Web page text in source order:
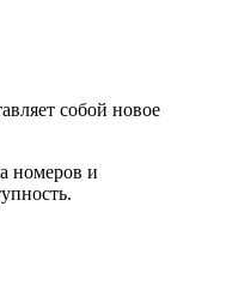
собой новое
номеров и